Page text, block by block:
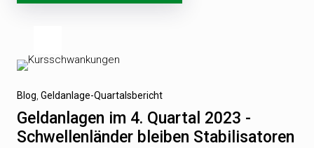
Beitragsnavigation
Vorheriger
Beitrag
Blog Geldanlage-Quartalsbericht
Geldanlagen im 4. Quartal 2023 -
Schwellenländer bleiben Stabilisatoren